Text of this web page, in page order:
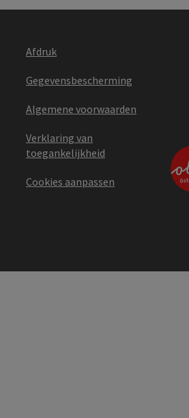
Afdruk
Gegevensbescherming
Algemene voorwaarden
Verklaring van
toegankelijkheid
Cookies aanpassen